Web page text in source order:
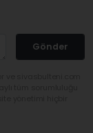
Gönder